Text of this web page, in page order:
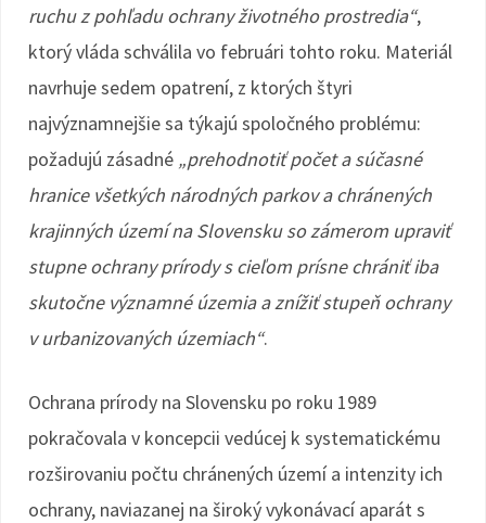
ruchu z pohľadu ochrany životného prostredia“,
ktorý vláda schválila vo februári tohto roku. Materiál
navrhuje sedem opatrení, z ktorých štyri
najvýznamnejšie sa týkajú spoločného problému:
požadujú zásadné „prehodnotiť počet a súčasné
hranice všetkých národných parkov a chránených
krajinných území na Slovensku so zámerom upraviť
stupne ochrany prírody s cieľom prísne chrániť iba
skutočne významné územia a znížiť stupeň ochrany
v urbanizovaných územiach“.
Ochrana prírody na Slovensku po roku 1989
pokračovala v koncepcii vedúcej k systematickému
rozširovaniu počtu chránených území a intenzity ich
ochrany, naviazanej na široký vykonávací aparát s